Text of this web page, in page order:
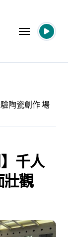
陶瓷創作 場
千人
壯觀